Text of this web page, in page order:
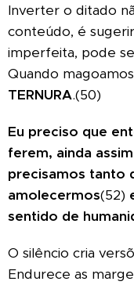
Inverter o ditado
conteúdo, é
imperfeita, pode
Quando
TERNURA.(50)
Eu preciso que
ferem, ainda
precisamos tanto
amolecermos(52)
sentido de
O silêncio cria
Endurece as